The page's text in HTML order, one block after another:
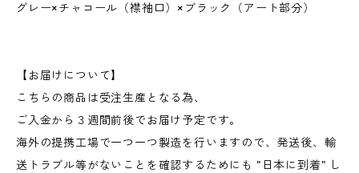
グレー×チャコール（襟袖口）×ブラック（アート部分）
【お届けについて】
こちらの商品は受注生産となる為、
ご入金から３週間前後でお届け予定です。
海外の提携工場で一つ一つ製造を行いますので、発送後、輸
送トラブル等がないことを確認するためにも "日本に到着" し